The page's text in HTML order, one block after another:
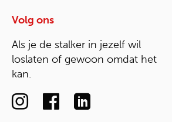
Volg ons
Als je de stalker in jezelf wil
loslaten of gewoon omdat het
kan.